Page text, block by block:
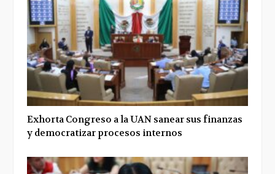
Exhorta Congreso a la UAN sanear sus finanzas
y democratizar procesos internos